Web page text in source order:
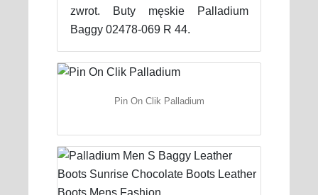
zwrot. Buty męskie Palladium
Baggy 02478-069 R 44.
Pin On Clik Palladium